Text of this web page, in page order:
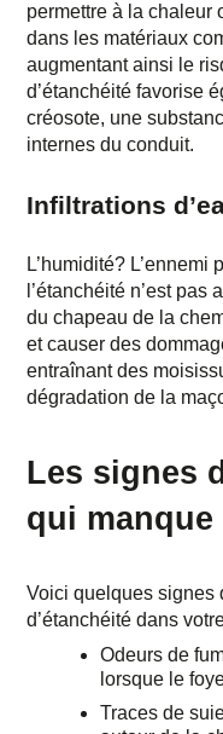
permettre à la chaleur
dans les matériaux
augmentant ainsi le
d’étanchéité favorise
créosote, une
internes du conduit.
Infiltrations
L’humidité? L’ennemi
l’étanchéité n’est
du chapeau de la
et causer des
entraînant des
dégradation de la
Les signes
qui manque
Voici quelques signes
d’étanchéité dans
Odeurs de
lorsque le
Traces de